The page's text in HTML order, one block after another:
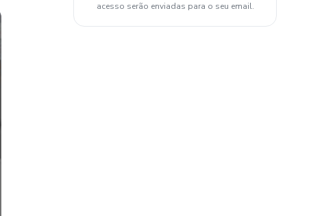
acesso serão enviadas para o seu email.